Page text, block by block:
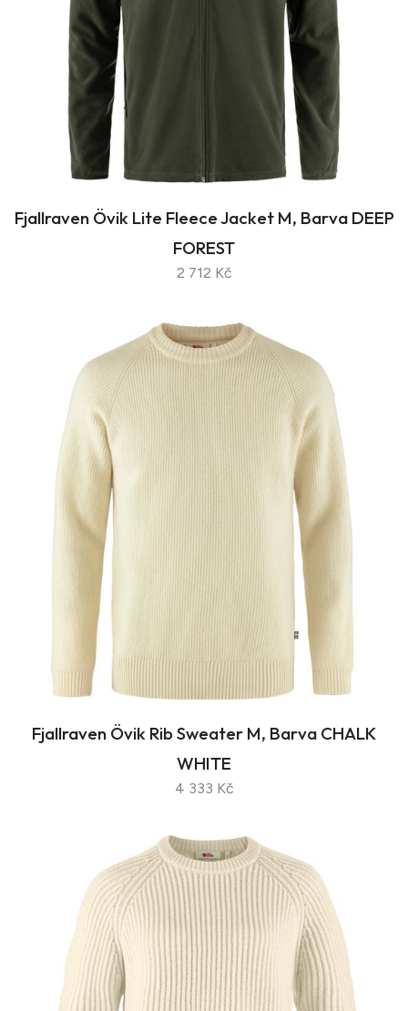
Fjallraven Övik Lite Fleece Jacket M, Barva DEEP
FOREST
2 712 Kč
Fjallraven Övik Rib Sweater M, Barva CHALK
WHITE
4 333 Kč